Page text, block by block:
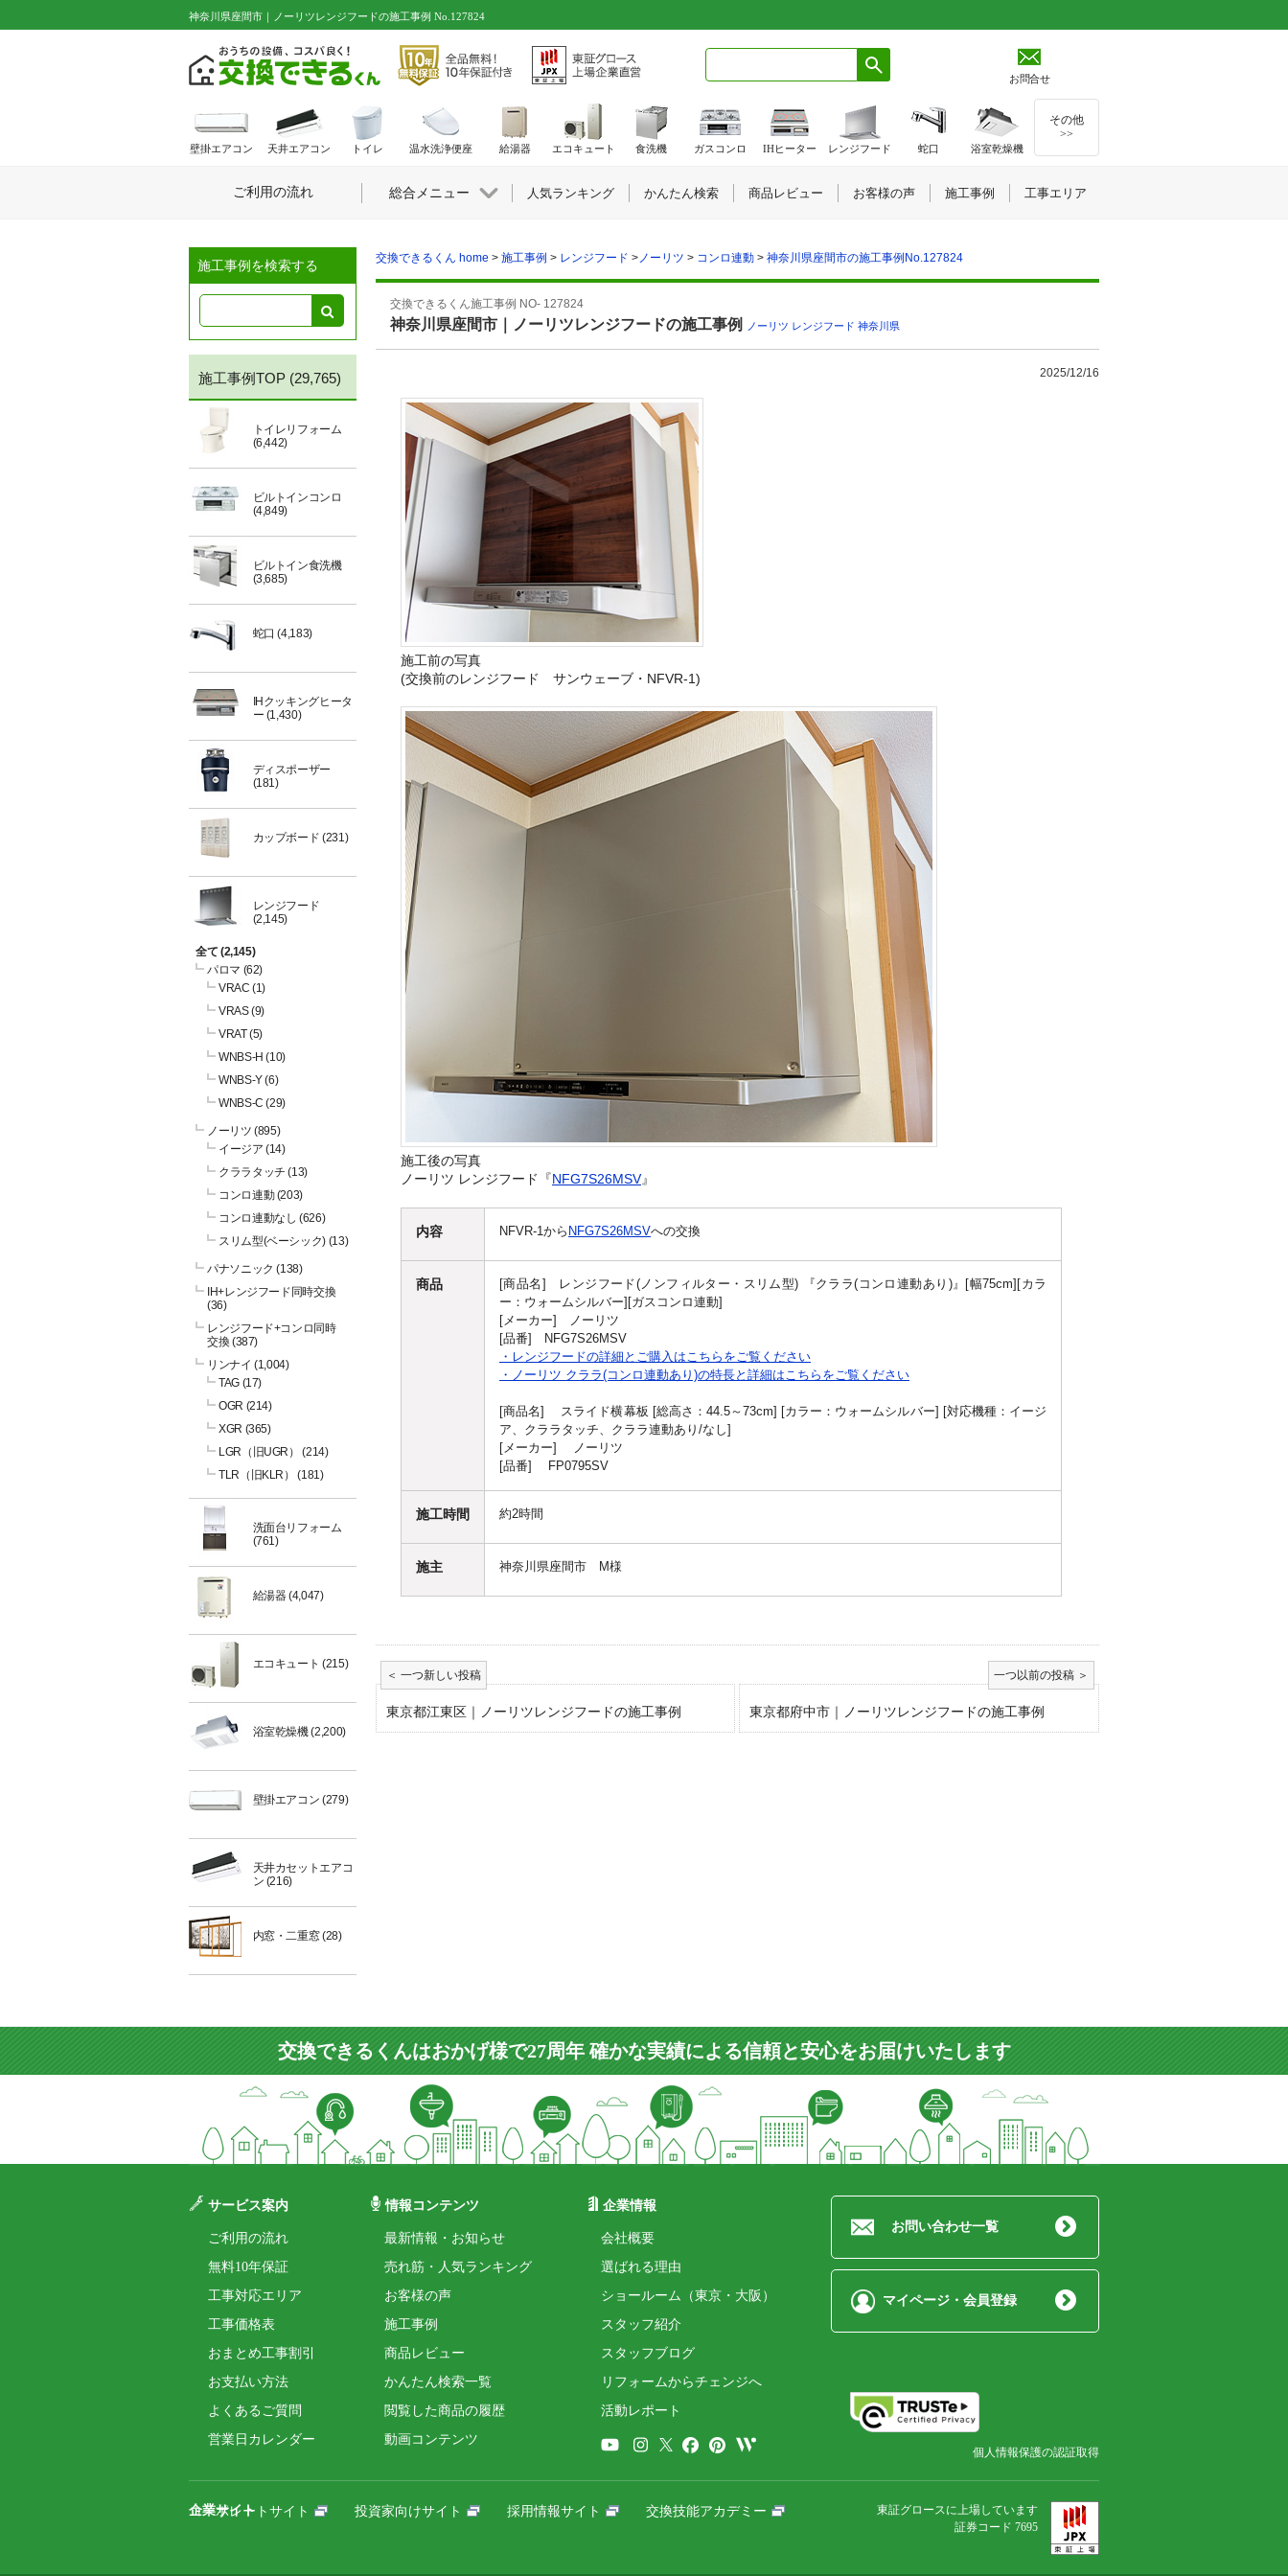
神奈川県座間市｜ノーリツレンジフードの施工事例 No.127824
お問合せ
施工事例を検索する
施工事例TOP (29,765)
トイレリフォーム
(6,442)
ビルトインコンロ
(4,849)
ビルトイン食洗機
(3,685)
蛇口 (4,183)
IHクッキングヒータ
ー (1,430)
ディスポーザー
(181)
カップボード (231)
レンジフード
(2,145)
全て (2,145)
パロマ (62)
VRAC (1)
VRAS(9)
VRAT(5)
WNBS-H (10)
WNBS-Y(6)
WNBS-C (29)
ノーリツ (895)
イージア (14)
クララタッチ (13)
コンロ連動(203)
コンロ連動なし (626)
スリム型(ベーシック) (13)
パナソニック (138)
IH+レンジフード同時交換
(36)
レンジフード+コンロ同時
交換 (387)
リンナイ (1,004)
TAG(17)
OGR (214)
XGR (365)
LGR（旧UGR）
(214)
TLR（旧KLR）
(181)
洗面台リフォーム
(761)
給湯器(4,047)
エコキュート (215)
浴室乾燥機(2,200)
壁掛エアコン (279)
天井カセットエアコ
ン (216)
内窓・二重窓(28)
交換できるくん home > 施工事例 > レンジフード >ノーリツ > コンロ連動 > 神奈川県座間市の施工事例No.127824
交換できるくん施工事例 NO- 127824
神奈川県座間市｜ノーリツレンジフードの施工事例 ノーリツ レンジフード 神奈川県
2025/12/16
施工前の写真
(交換前のレンジフード サンウェーブ・NFVR-1)
施工後の写真
ノーリツ レンジフード『NFG7S26MSV』
内容 NFVR-1から NFG7S26MSVへの交換
商品
[商品名] レンジフード(ノンフィルター・スリム型) 『クララ(コンロ連動あり)』[幅75cm][カラ
ー：ウォームシルバー][ガスコンロ連動]
[メーカー] ノーリツ
[品番] NFG7S26MSV
・レンジフードの詳細とご購入はこちらをご覧ください
・ノーリツ クララ(コンロ連動あり)の特長と詳細はこちらをご覧ください
[商品名] スライド横幕板 [総高さ：44.5～73cm] [カラー：ウォームシルバー] [対応機種：イージ
ア、クララタッチ、クララ連動あり/なし]
[メーカー] ノーリツ
[品番] FP0795SV
施工時間 約2時間
施主 神奈川県座間市 M様
東京都江東区｜ノーリツレンジフードの施工事例 東京都府中市｜ノーリツレンジフードの施工事例
壁掛エアコン 天井エアコン トイレ 温水洗浄便座 給湯器 エコキュート 食洗機 ガスコンロ IHヒーター レンジフード 蛇口 浴室乾燥機
その他
>>
ご利用の流れ 総合メニュー 人気ランキング かんたん検索 商品レビュー お客様の声 施工事例 工事エリア
交換できるくんはおかげ様で27周年 確かな実績による信頼と安心をお届けいたします
サービス案内
ご利用の流れ
無料10年保証
工事対応エリア
工事価格表
おまとめ工事割引
お支払い方法
よくあるご質問
営業日カレンダー
情報コンテンツ
最新情報・お知らせ
売れ筋・人気ランキング
お客様の声
施工事例
商品レビュー
かんたん検索一覧
閲覧した商品の履歴
動画コンテンツ
企業情報
会社概要
選ばれる理由
ショールーム（東京・大阪）
スタッフ紹介
スタッフブログ
リフォームからチェンジへ
活動レポート
お問い合わせ一覧
マイページ・会員登録
個人情報保護の認証取得
企業サイト
コーポレートサイト 投資家向けサイト 採用情報サイト 交換技能アカデミー
東証グロースに上場しています
証券コード 7695